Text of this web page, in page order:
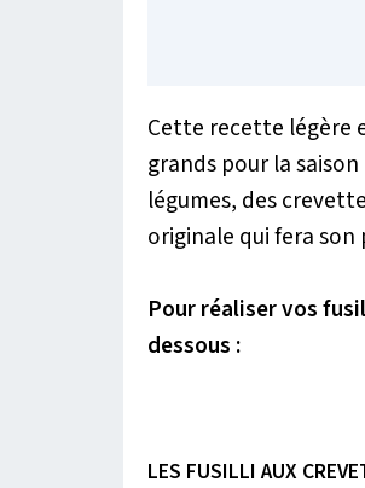
Cette recette légère
grands pour la
légumes, des
originale qui fera
Pour réaliser vos
dessous :
LES FUSILLI AUX